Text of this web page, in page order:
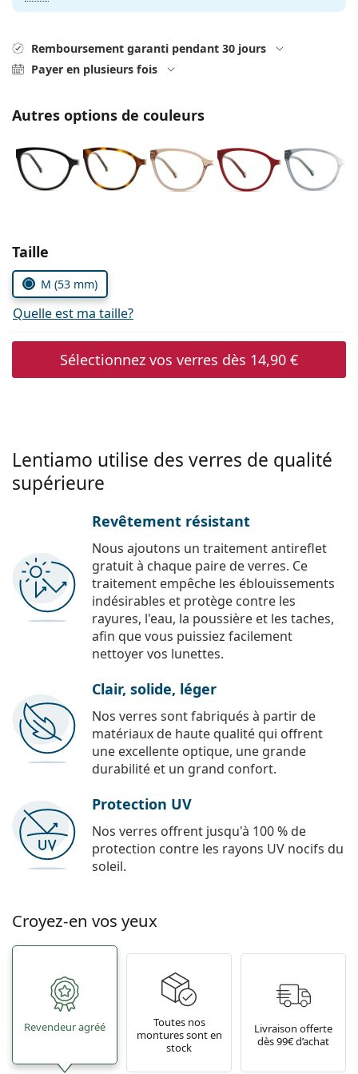
Persol
Prada
Toutes les marques
Remboursement garanti pendant 30 jours
Payer en plusieurs fois
Autres options de couleurs
Choisissez les paramètres
Taille
M (53 mm)
Quelle est ma taille?
Sélectionnez vos verres dès 14,90 €
Lentiamo utilise des verres de qualité
supérieure
Revêtement résistant
Nous ajoutons un traitement antireflet
gratuit à chaque paire de verres. Ce
traitement empêche les éblouissements
indésirables et protège contre les
rayures, l'eau, la poussière et les taches,
afin que vous puissiez facilement
nettoyer vos lunettes.
Clair, solide, léger
Nos verres sont fabriqués à partir de
matériaux de haute qualité qui offrent
une excellente optique, une grande
durabilité et un grand confort.
Protection UV
Nos verres offrent jusqu'à 100 % de
protection contre les rayons UV nocifs du
soleil.
Croyez-en vos yeux
Revendeur agréé
Toutes nos
montures sont en
stock
Livraison offerte
dès 99€ d’achat